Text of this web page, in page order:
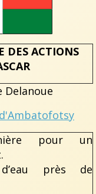
DES ACTIONS
Delanoue
pour un
près de